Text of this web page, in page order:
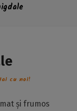
cu noi!
și frumos